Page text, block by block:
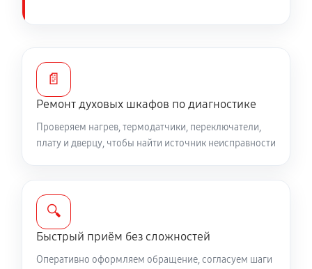
📄
Ремонт духовых шкафов по диагностике
Проверяем нагрев, термодатчики, переключатели,
плату и дверцу, чтобы найти источник неисправности
🔍
Быстрый приём без сложностей
Оперативно оформляем обращение, согласуем шаги